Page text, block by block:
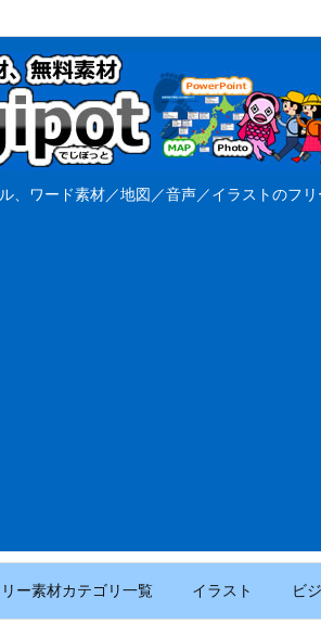
、ワード素材／地図／音声／イラストのフ
ー素材カテゴリ一覧 イラスト ビ